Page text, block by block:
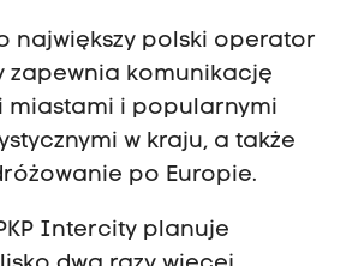
największy polski operator
zapewnia komunikację
miastami i popularnymi
w kraju, a także
po Europie.
Intercity planuje